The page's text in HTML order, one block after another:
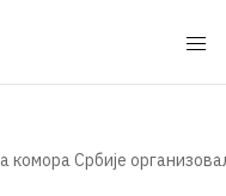
Србије